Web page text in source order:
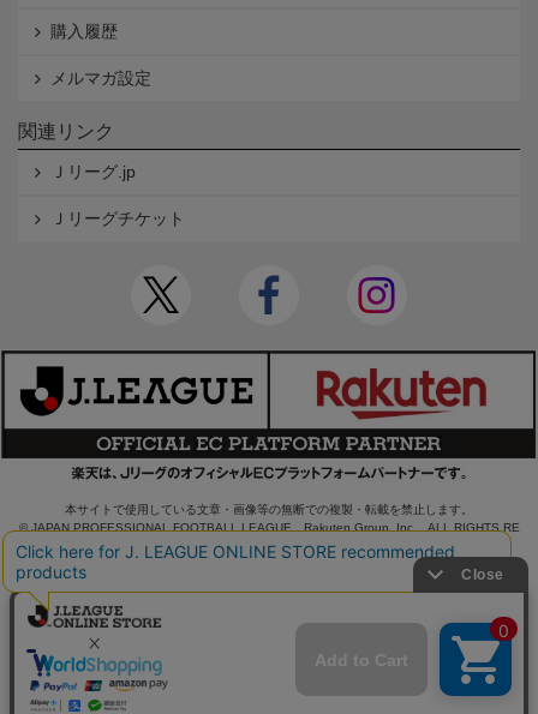
購入履歴
メルマガ設定
関連リンク
Ｊリーグ.jp
Ｊリーグチケット
本サイトで使用している文章・画像等の無断での複製・転載を禁止します。
© JAPAN PROFESSIONAL FOOTBALL LEAGUE Rakuten Group, Inc. ALL RIGHTS RE
SERVED.